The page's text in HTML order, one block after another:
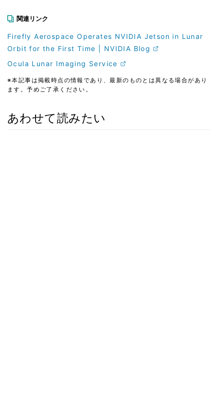
関連リンク
Firefly Aerospace Operates NVIDIA Jetson in Lunar
Orbit for the First Time | NVIDIA Blog
Ocula Lunar Imaging Service
※本記事は掲載時点の情報であり、最新のものとは異なる場合があり
ます。予めご了承ください。
あわせて読みたい